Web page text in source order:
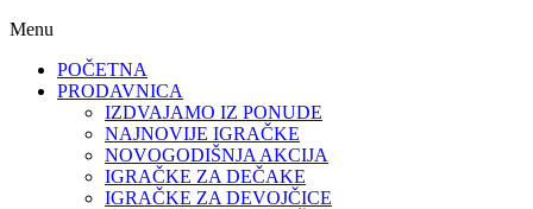
Menu
POČETNA
PRODAVNICA
IZDVAJAMO IZ PONUDE
NAJNOVIJE IGRAČKE
NOVOGODIŠNJA AKCIJA
IGRAČKE ZA DEČAKE
IGRAČKE ZA DEVOJČICE